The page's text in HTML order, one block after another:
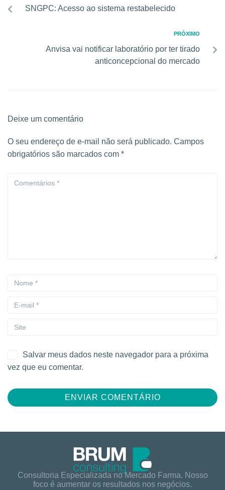
SNGPC: Acesso ao sistema restabelecido
PRÓXIMO
Anvisa vai notificar laboratório por ter tirado
anticoncepcional do mercado
Deixe um comentário
O seu endereço de e-mail não será publicado. Campos
obrigatórios são marcados com *
Salvar meus dados neste navegador para a próxima
vez que eu comentar.
Consultoria Especializada no Mercado Farma. Nosso
foco é aumentar os resultados nos negócios.